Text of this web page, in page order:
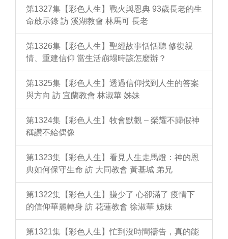
第1327集【彩色人生】戰火與恩典 93歲長老的生
命啟示錄 訪 溪湖教會 林馬可 長老
第1326集【彩色人生】聖經故事恬恬聽 修復親
情、重建信仰 當生活崩塌時該怎麼辦？
第1325集【彩色人生】透過信仰找到人生的答案
與方向 訪 宜蘭教會 林淑華 姊妹
第1324集【彩色人生】牧會默觀 – 榮耀不歸假神
稱讚不給偶像
第1323集【彩色人生】看見人生走馬燈：神的恩
典如何保守生命 訪 大同教會 黃基城 弟兄
第1322集【彩色人生】賺少了 心卻滿了 疫情下
的信仰華麗轉身 訪 花蓮教會 徐淑華 姊妹
第1321集【彩色人生】忙到沒時間禱告，真的能